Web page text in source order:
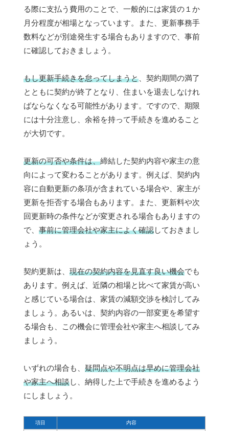
る際に支払う費用のことで、一般的には家賃の１か
月分程度が相場となっています。また、更新事務手
数料などが別途発生する場合もありますので、事前
に確認しておきましょう。
もし更新手続きを怠ってしまうと 、契約期間の満了
とともに契約が終了となり、住まいを退去しなけれ
ばならなくなる可能性があります。ですので、期限
には十分注意し、余裕を持って手続きを進めること
が大切です。
更新の可否や条件は、締結した契約内容や家主の意
向によって変わることがあります。例えば、契約内
容に自動更新の条項が含まれている場合や、家主が
更新を拒否する場合もあります。また、更新料や次
回更新時の条件などが変更される場合もありますの
で、 事前に管理会社や家主によく確認しておきまし
ょう。
契約更新は、 現在の契約内容を見直す良い機会でも
あります。例えば、近隣の相場と比べて家賃が高い
と感じている場合は、家賃の減額交渉を検討してみ
ましょう。あるいは、契約内容の一部変更を希望す
る場合も、この機会に管理会社や家主へ相談してみ
ましょう。
いずれの場合も、 疑問点や不明点は早めに管理会社
や家主へ相談し、納得した上で手続きを進めるよう
にしましょう。
項目 内容